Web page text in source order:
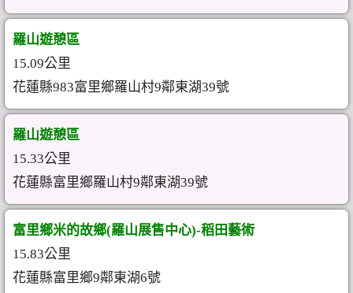
羅山遊憩區
15.09公里
花蓮縣983富里鄉羅山村9鄰東湖39號
羅山遊憩區
15.33公里
花蓮縣富里鄉羅山村9鄰東湖39號
富里鄉米的故鄉(羅山展售中心)-稻田藝術
15.83公里
花蓮縣富里鄉9鄰東湖6號